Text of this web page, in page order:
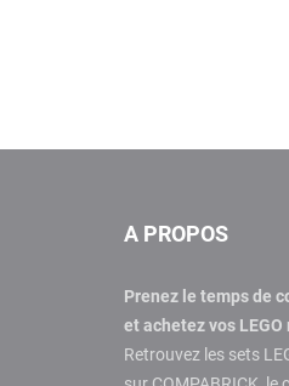
A PROPOS
Prenez le temps de
et achetez vos LEGO
Retrouvez les sets